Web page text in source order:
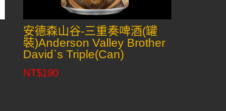
安德森山谷-三重奏啤酒(罐
裝)Anderson Valley Brother
David`s Triple(Can)
NT$190